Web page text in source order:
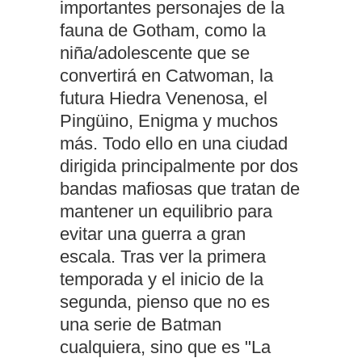
importantes personajes de la
fauna de Gotham, como la
niña/adolescente que se
convertirá en Catwoman, la
futura Hiedra Venenosa, el
Pingüino, Enigma y muchos
más. Todo ello en una ciudad
dirigida principalmente por dos
bandas mafiosas que tratan de
mantener un equilibrio para
evitar una guerra a gran
escala. Tras ver la primera
temporada y el inicio de la
segunda, pienso que no es
una serie de Batman
cualquiera, sino que es "La